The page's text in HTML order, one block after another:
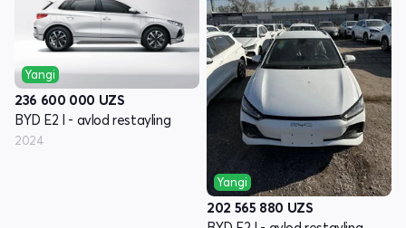
Yangi
236 600 000 UZS
BYD E2 I - avlod restayling
2024
Yangi
202 565 880 UZS